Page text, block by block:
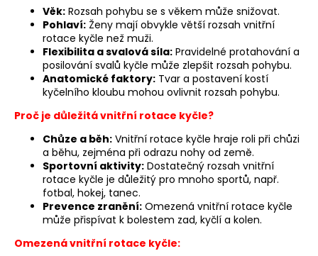
Věk: Rozsah pohybu se s věkem může snižovat.
Pohlaví: Ženy mají obvykle větší rozsah vnitřní
rotace kyčle než muži.
Flexibilita a svalová síla: Pravidelné protahování a
posilování svalů kyčle může zlepšit rozsah pohybu.
Anatomické faktory: Tvar a postavení kostí
kyčelního kloubu mohou ovlivnit rozsah pohybu.
Proč je důležitá vnitřní rotace kyčle?
Chůze a běh: Vnitřní rotace kyčle hraje roli při chůzi
a běhu, zejména při odrazu nohy od země.
Sportovní aktivity: Dostatečný rozsah vnitřní
rotace kyčle je důležitý pro mnoho sportů, např.
fotbal, hokej, tanec.
Prevence zranění: Omezená vnitřní rotace kyčle
může přispívat k bolestem zad, kyčlí a kolen.
Omezená vnitřní rotace kyčle:
649